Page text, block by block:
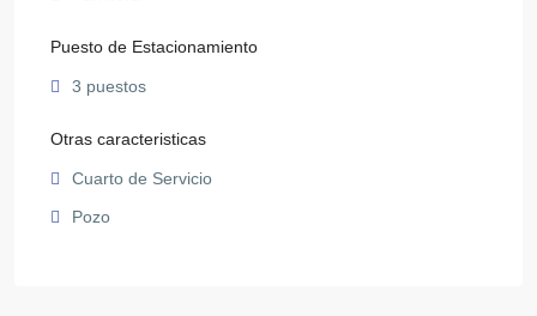
Puesto de Estacionamiento
3 puestos
Otras caracteristicas
Cuarto de Servicio
Pozo